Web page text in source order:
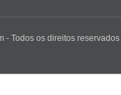
- Todos os direitos reservados